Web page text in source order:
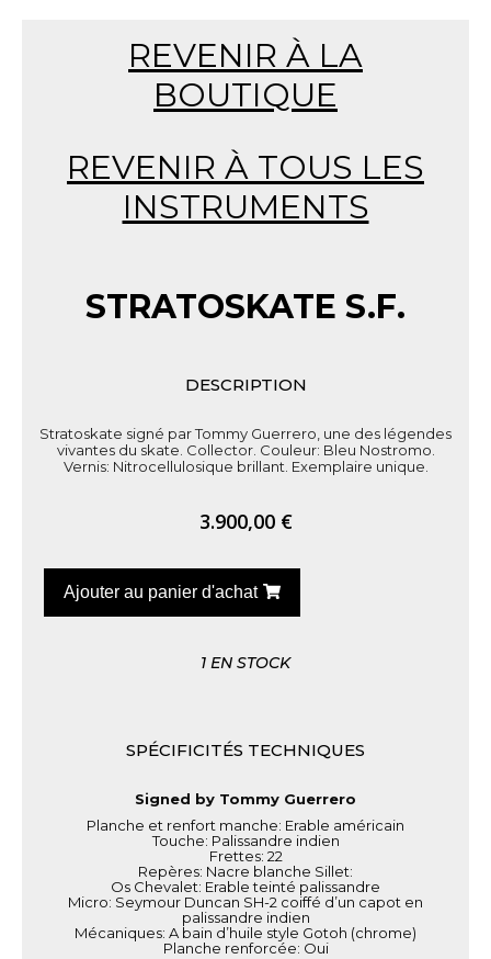
REVENIR À LA
BOUTIQUE
REVENIR À TOUS LES
INSTRUMENTS
STRATOSKATE S.F.
DESCRIPTION
Stratoskate signé par Tommy Guerrero, une des légendes
vivantes du skate. Collector. Couleur: Bleu Nostromo.
Vernis: Nitrocellulosique brillant. Exemplaire unique.
3.900,00 €
Ajouter au panier d'achat
1 EN STOCK
SPÉCIFICITÉS TECHNIQUES
Signed by Tommy Guerrero
Planche et renfort manche: Erable américain
Touche: Palissandre indien
Frettes: 22
Repères: Nacre blanche Sillet:
Os Chevalet: Erable teinté palissandre
Micro: Seymour Duncan SH-2 coiffé d’un capot en
palissandre indien
Mécaniques: A bain d’huile style Gotoh (chrome)
Planche renforcée: Oui